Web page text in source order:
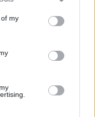
You may click to
its third-party tags to
in below Google
myπροστίθενται
των γηπέδων, γ)
για το/τη
των
και των κινητών
την συνολική